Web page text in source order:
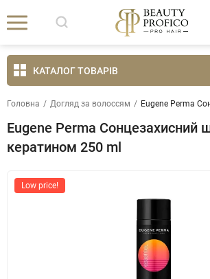
КАТАЛОГ ТОВАРІВ
Головна / Догляд за волоссям / Eugene Perma
Eugene Perma Сонцезахисний
кератином 250 ml
Low price!